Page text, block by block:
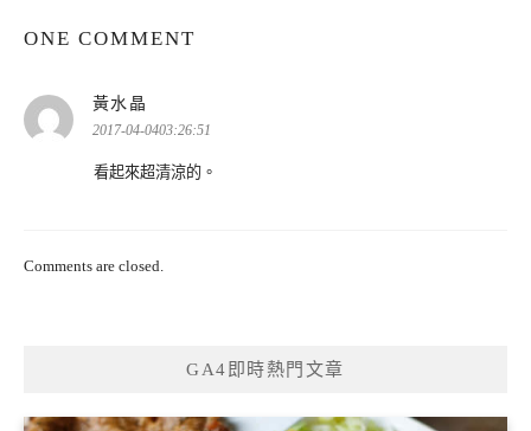
ONE COMMENT
黃水晶
示:
2017-04-0403:26:51
看起來超清涼的。
Comments are closed.
GA4即時熱門文章